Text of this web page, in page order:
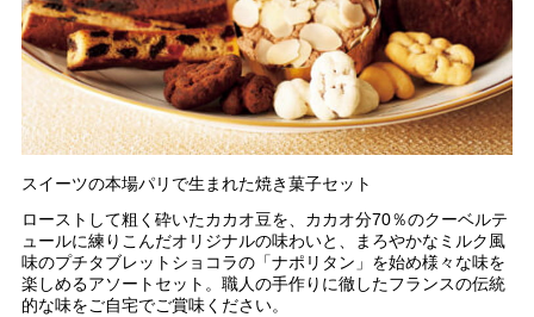
スイーツの本場パリで生まれた焼き菓子セット
ローストして粗く砕いたカカオ豆を、カカオ分70％のクーベルテ
ュールに練りこんだオリジナルの味わいと、まろやかなミルク風
味のプチタブレットショコラの「ナポリタン」を始め様々な味を
楽しめるアソートセット。職人の手作りに徹したフランスの伝統
的な味をご自宅でご賞味ください。